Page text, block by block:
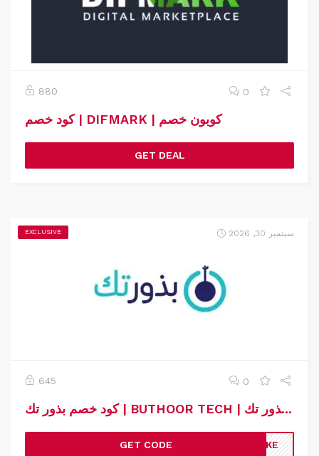
880 0
كود خصم | DIFMARK | كوبون خصم
GET DEAL
EXCLUSIVE سبتمبر 30, 2026
645 0
كود خصم بذور تك | BUTHOOR TECH | كوبون خصم بذور تك
GET CODE YVKE